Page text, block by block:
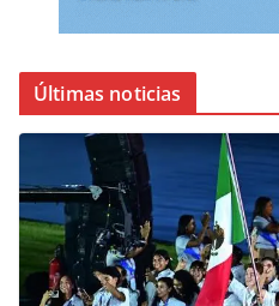
Últimas noticias